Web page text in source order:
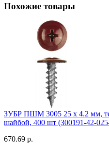
Похожие товары
ЗУБР ПШМ 3005 25 х 4.2 мм,
шайбой, 400 шт (300191-42-
670.69 р.